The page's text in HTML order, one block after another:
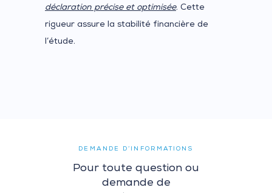
déclaration précise et optimisée. Cette
rigueur assure la stabilité financière de
l’étude.
DEMANDE D’INFORMATIONS
Pour toute question ou
demande de